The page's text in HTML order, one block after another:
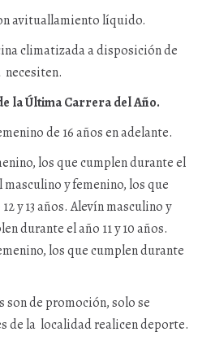
avituallamiento líquido.
climatizada a disposición de
la Última Carrera del Año.
de 16 años en adelante.
los que cumplen durante el
masculino y femenino, los que
y 13 años. Alevín masculino y
durante el año 11 y 10 años.
los que cumplen durante
son de promoción, solo se
de la localidad realicen deporte.